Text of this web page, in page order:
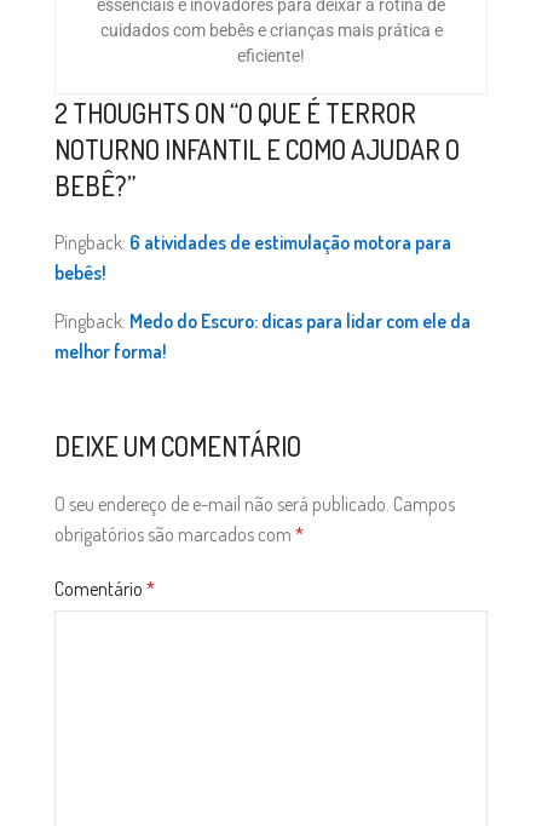
essenciais e inovadores para deixar a rotina de
cuidados com bebês e crianças mais prática e
eficiente!
2 THOUGHTS ON “O QUE É TERROR
NOTURNO INFANTIL E COMO AJUDAR O
BEBÊ?”
Pingback: 6 atividades de estimulação motora para
bebês!
Pingback: Medo do Escuro: dicas para lidar com ele da
melhor forma!
DEIXE UM COMENTÁRIO
O seu endereço de e-mail não será publicado. Campos
obrigatórios são marcados com *
Comentário *